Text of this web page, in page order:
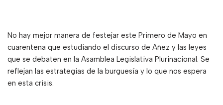
No hay mejor manera de festejar este Primero de Mayo en
cuarentena que estudiando el discurso de Añez y las leyes
que se debaten en la Asamblea Legislativa Plurinacional. Se
reflejan las estrategias de la burguesía y lo que nos espera
en esta crisis.